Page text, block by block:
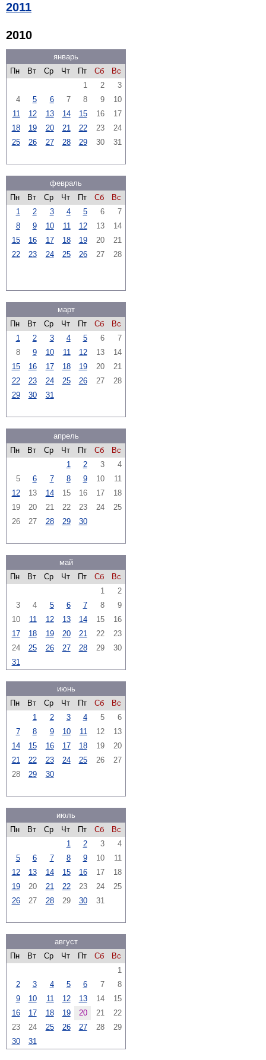
2011
2010
январь
Пн
Вт Ср Чт Пт Сб
Вс
1
2
3
4
5 6 7 8 9
10
11
12 13 14 15 16
17
18
19 20 21 22 23
24
25
26 27 28 29 30 31
февраль
Пн
Вт Ср Чт Пт Сб
Вс
1
2 3 4 5 6
7
8
9 10 11 12 13
14
15
16 17 18 19 20
21
22
23 24 25 26 27 28
март
Пн
Вт Ср Чт Пт Сб
Вс
1
2 3 4 5 6
7
8
9 10 11 12 13
14
15
16 17 18 19 20
21
22
23 24 25 26 27
28
29
30 31
апрель
Пн
Вт Ср Чт Пт Сб
Вс
1
2 3
4
5
6 7 8 9 10
11
12
13 14 15 16 17
18
19
20 21 22 23 24
25
26
27 28 29 30
май
Пн
Вт Ср Чт Пт Сб
Вс
1
2
3
4 5 6 7 8
9
10
11 12 13 14 15
16
17
18 19 20 21 22
23
24
25 26 27 28 29
30
31
июнь
Пн
Вт Ср Чт Пт Сб
Вс
1
2 3 4 5
6
7
8 9 10 11 12
13
14
15 16 17 18 19
20
21
22 23 24 25 26
27
28
29 30
июль
Пн
Вт Ср Чт Пт Сб
Вс
1
2 3
4
5
6 7 8 9 10
11
12
13 14 15 16 17
18
19
20 21 22 23 24
25
26
27 28 29 30 31
август
Пн
Вт Ср Чт Пт Сб
Вс
1
2
3 4 5 6 7
8
9
10 11 12 13 14
15
16
17 18 19 20 21
22
23
24 25 26 27 28
29
30
31